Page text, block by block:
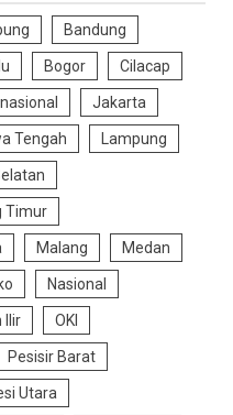
Bandung
Bogor Cilacap
Jakarta
Tengah Lampung
Timur
Malang Medan
Nasional
Ilir OKI
Pesisir Barat
Utara